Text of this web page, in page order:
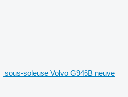
sous-soleuse Volvo G946B neuve